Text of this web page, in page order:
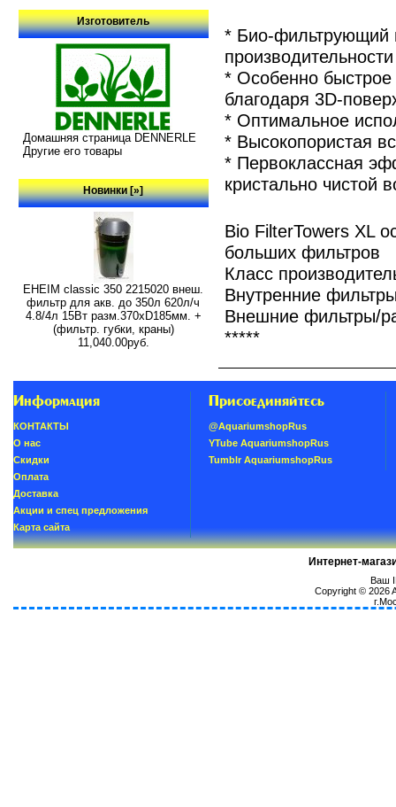
Изготовитель
Домашняя страница DENNERLE
Другие его товары
Новинки [»]
EHEIM classic 350 2215020 внеш.
фильтр для акв. до 350л 620л/ч
4.8/4л 15Вт разм.370хD185мм. +
(фильтр. губки, краны)
11,040.00руб.
* Био-фильтрующий
производительности
* Особенно
благодаря 3D-
* Оптимальное
* Высокопористая
* Первоклассная
кристально чистой
Bio FilterTowers XL
больших фильтров
Класс
Внутренние
Внешние фильтры/
*****
Информация
КОНТАКТЫ
О нас
Скидки
Oплатa
Доставка
Акции и спец предложения
Карта сайта
Присоединяйтесь
@AquariumshopRus
YTube AquariumshopRus
Tumblr AquariumshopRus
Интернет-
Ваш
Copyright © 2026